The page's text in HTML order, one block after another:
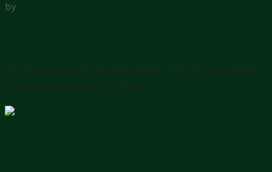
by
H.P nhận được một câu hỏi rất hay: “Tỉ lệ lỗ trong đầu tư
chứng khoán lên tới 70–90% thì...